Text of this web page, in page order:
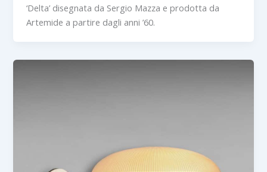
‘Delta’ disegnata da Sergio Mazza e prodotta da
Artemide a partire dagli anni ’60.